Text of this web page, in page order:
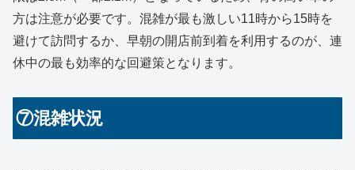
方は注意が必要です。混雑が最も激しい11時から15時を
避けて訪問するか、早朝の開店前到着を利用するのが、連
休中の最も効率的な回避策となります。
⑦混雑状況